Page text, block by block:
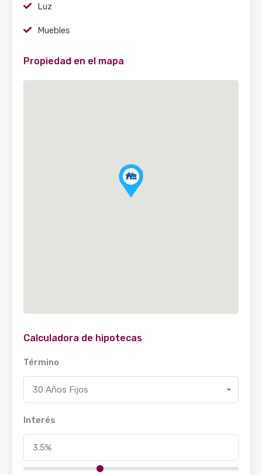
Luz
Muebles
Propiedad en el mapa
Calculadora de hipotecas
Término
30 Años Fijos
Interés